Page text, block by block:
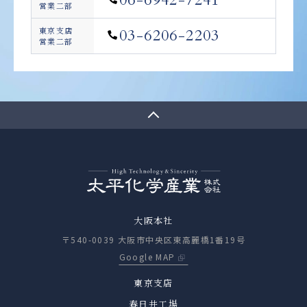
営業二部
東京支店
営業二部
03-6206-2203
大阪本社
〒540-0039 大阪市中央区東高麗橋1番19号
Google MAP
東京支店
春日井工場